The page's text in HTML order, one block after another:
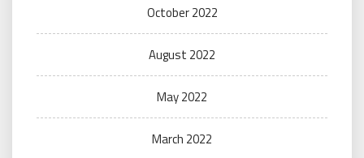
October 2022
August 2022
May 2022
March 2022